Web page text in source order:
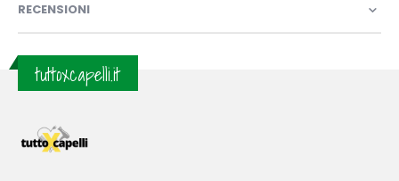
RECENSIONI
tuttoxcapelli.it